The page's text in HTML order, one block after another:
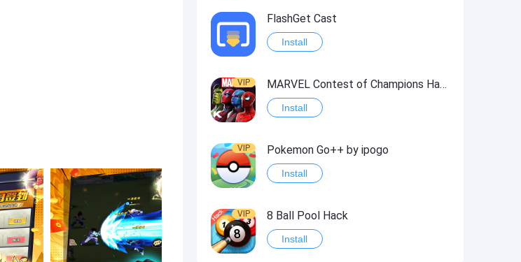
FlashGet Cast
Install
VIP MARVEL Contest of Champions Hack2
Install
VIP Pokemon Go++ by ipogo
Install
VIP 8 Ball Pool Hack
Install